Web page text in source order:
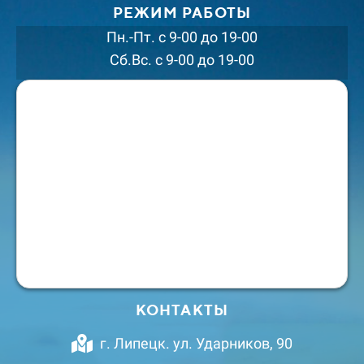
РЕЖИМ РАБОТЫ
Пн.-Пт. с 9-00 до 19-00
Сб.Вс. с 9-00 до 19-00
КОНТАКТЫ
г. Липецк. ул. Ударников, 90